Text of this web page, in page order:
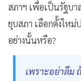
สภาฯ เพื่อเป็นรัฐบ
ยุบสภา เลือกตั้งใหม่
อย่างนั้นหรือ?
เพราะอย่าลืม